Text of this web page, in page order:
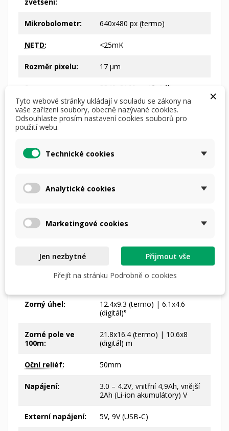
Mikrobolometr: 640x480 px (termo)
NETD: <25mK
Rozměr pixelu: 17 µm
Senzor: 3840x2160 px (digitál)
Typ: CMOS
Rozlíšení
Snímkový
Typ displeje: AMOLED HD
detekce:
vzdálenost:
Parametry
F50/1.0 (termo) | F35/4.34
Zorný úhel:
12.4x9.3 (termo) | 6.1x4.6
(digitál)°
Zorné pole ve
100m:
21.8x16.4 (termo) | 10.6x8
(digitál) m
Oční reliéf: 50mm
Napájení:
3.0 – 4.2V, vnitřní 4,9Ah, vnější
2Ah (Li-ion akumulátory) V
Externí napájení: 5V, 9V (USB-C)
×
Tyto webové stránky ukládají v souladu se zákony na
vaše zařízení soubory, obecně nazývané cookies.
Odsouhlaste prosím nastavení cookies souborů pro
použití webu.
Technické cookies
Analytické cookies
Marketingové cookies
Jen nezbytné
Přijmout vše
Přejít na stránku Podrobně o cookies